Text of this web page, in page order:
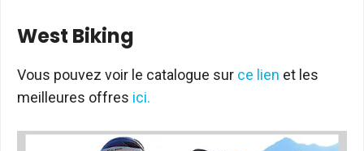
West Biking
Vous pouvez voir le catalogue sur ce lien et les
meilleures offres ici.